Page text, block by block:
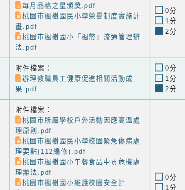
每月品格之星頒獎.pdf
桃園市楓樹國民小學榮譽制度實施計
畫.pdf
桃園市楓樹國小「楓幣」流通管理辦
法.pdf
0分
1分
2分
附件檔案：
辦理教職員工健康促進相關活動成
果.pdf
0分
1分
2分
附件檔案：
桃園市所屬學校戶外活動因應高溫處
理原則.pdf
桃園市楓樹國民小學校園緊急傷病處
理要點(112編修).pdf
桃園市楓樹國小午餐食品中毒危機處
理辦法.pdf
桃園市楓樹國小維護校園安全計
0分
1分